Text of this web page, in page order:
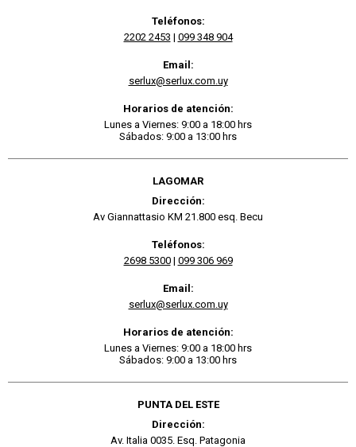
Teléfonos:
2202 2453 | 099 348 904
Email:
serlux@serlux.com.uy
Horarios de atención:
Lunes a Viernes: 9:00 a 18:00 hrs
Sábados: 9:00 a 13:00 hrs
LAGOMAR
Dirección:
Av Giannattasio KM 21.800 esq. Becu
Teléfonos:
2698 5300| 099 306 969
Email:
serlux@serlux.com.uy
Horarios de atención:
Lunes a Viernes: 9:00 a 18:00 hrs
Sábados: 9:00 a 13:00 hrs
PUNTA DEL ESTE
Dirección:
Av. Italia 0035. Esq. Patagonia